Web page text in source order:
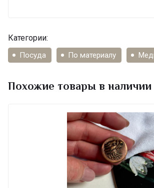
Категории:
Посуда По материалу
Похожие товары в наличии